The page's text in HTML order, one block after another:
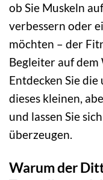
ob Sie Muskeln
verbessern oder
möchten – der
Begleiter auf dem
Entdecken Sie
dieses kleinen,
und lassen Sie
überzeugen.
Warum der